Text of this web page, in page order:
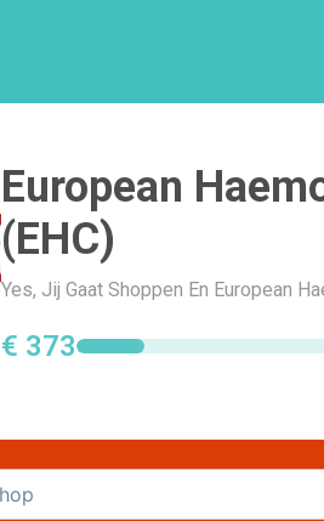
European
(EHC)
Yes, Jij Gaat Shoppen En European
€ 373